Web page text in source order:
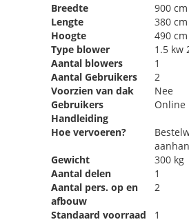
Breedte
900 cm
Lengte
380 cm
Hoogte
490 cm
Type blower
1.5 kw
Aantal blowers
1
Aantal Gebruikers
2
Voorzien van dak
Nee
Gebruikers
Handleiding
Online
Hoe vervoeren?
Gewicht
300 kg
Aantal delen
1
Aantal pers. op en
afbouw
2
Standaard voorraad 1